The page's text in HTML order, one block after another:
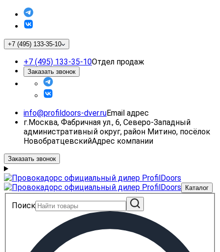
+7 (495) 133-35-10
+7 (495) 133-35-10Отдел продаж
Заказать звонок
info@profildoors-dver.ruEmail адрес
г.Москва, Фабричная ул., 6, Северо-Западный
административный округ, район Митино, посёлок
НовобратцевскийАдрес компании
Заказать звонок
Каталог
Поиск